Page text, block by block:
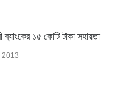
ব্যাংকের ১৫ কোটি টাকা সহায়তা
2013